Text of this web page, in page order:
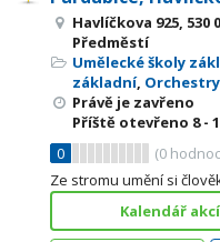
Havlíčkova 925,
Předměstí
Umělecké školy
základní, Orchestry
Právě je zavřeno
Příště otevřeno 8 -
0
(0
Ze stromu umění si
Kalendář